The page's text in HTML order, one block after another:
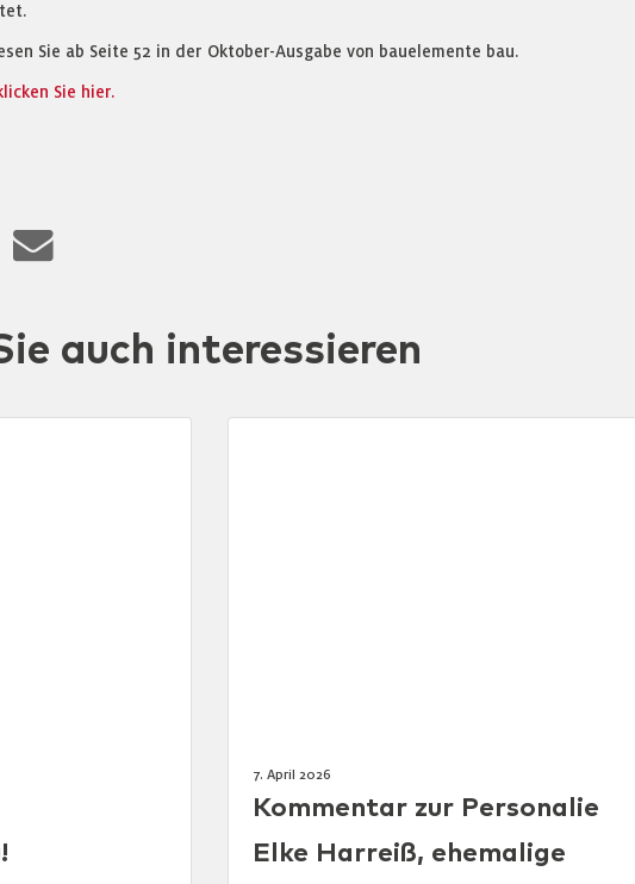
Sie ab Seite 52 in der Oktober-Ausgabe von bauelemente bau.
Sie hier.
auch interessieren
7. April 2026
Kommentar zur Personalie
Elke Harreiß, ehemalige